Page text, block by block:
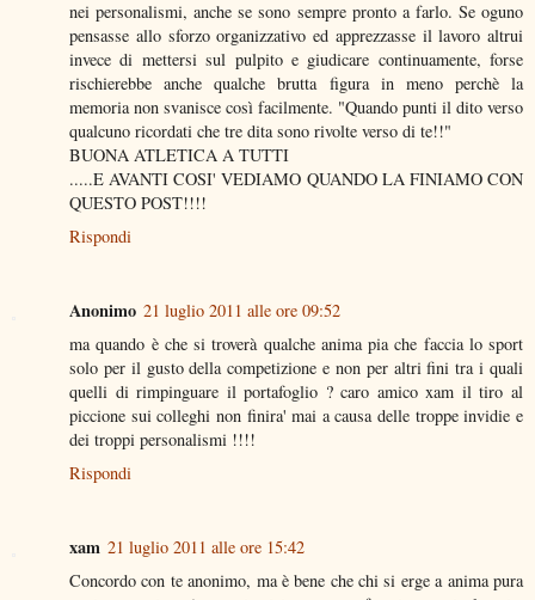
nei personalismi, anche se sono sempre pronto a farlo. Se oguno
pensasse allo sforzo organizzativo ed apprezzasse il lavoro altrui
invece di mettersi sul pulpito e giudicare continuamente, forse
rischierebbe anche qualche brutta figura in meno perchè la
memoria non svanisce così facilmente. "Quando punti il dito verso
qualcuno ricordati che tre dita sono rivolte verso di te!!"
BUONA ATLETICA A TUTTI
.....E AVANTI COSI' VEDIAMO QUANDO LA FINIAMO CON
QUESTO POST!!!!
Rispondi
Anonimo 21 luglio 2011 alle ore 09:52
ma quando è che si troverà qualche anima pia che faccia lo sport
solo per il gusto della competizione e non per altri fini tra i quali
quelli di rimpinguare il portafoglio ? caro amico xam il tiro al
piccione sui colleghi non finira' mai a causa delle troppe invidie e
dei troppi personalismi !!!!
Rispondi
xam 21 luglio 2011 alle ore 15:42
Concordo con te anonimo, ma è bene che chi si erge a anima pura